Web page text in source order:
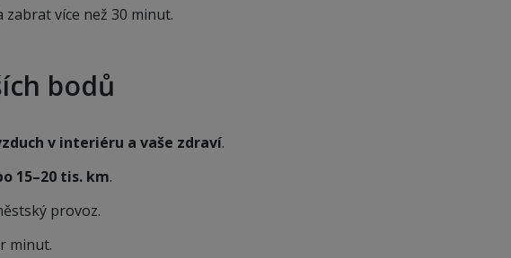
více než 30 minut.
bodů
v interiéru a vaše zdraví.
15–20 tis. km.
provoz.
minut.